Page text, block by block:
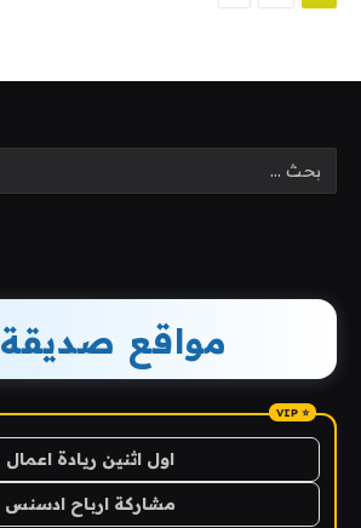
مواقع صديقة
اول اثنين ريادة اعمال
مشاركة ارباح ادسنس